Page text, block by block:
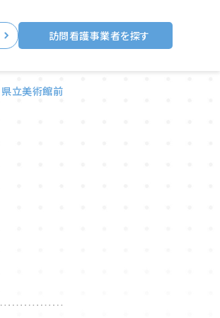
訪問看護事業者を探す
県立美術館前